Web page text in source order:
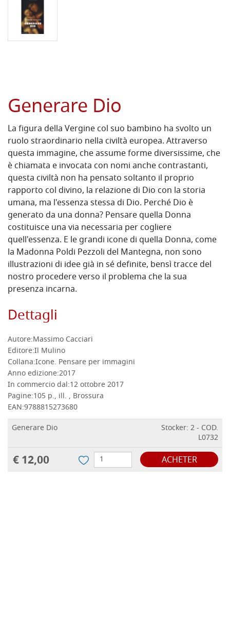
Generare Dio
La figura della Vergine col suo bambino ha svolto un
ruolo straordinario nella civiltà europea. Attraverso
questa immagine, che assume forme diversissime, che
è chiamata e invocata con nomi anche contrastanti,
questa civiltà non ha pensato soltanto il proprio
rapporto col divino, la relazione di Dio con la storia
umana, ma l'essenza stessa di Dio. Perché Dio è
generato da una donna? Pensare quella Donna
costituisce una via necessaria per cogliere
quell'essenza. E le grandi icone di quella Donna, come
la Madonna Poldi Pezzoli del Mantegna, non sono
illustrazioni di idee già in sé definite, bensì tracce del
nostro procedere verso il problema che la sua
presenza incarna.
Dettagli
Autore:Massimo Cacciari
Editore:Il Mulino
Collana:Icone. Pensare per immagini
Anno edizione:2017
In commercio dal:12 ottobre 2017
Pagine:105 p., ill. , Brossura
EAN:9788815273680
Generare Dio
Stocker: 2 - COD.
L0732
€ 12,00 ACHETER